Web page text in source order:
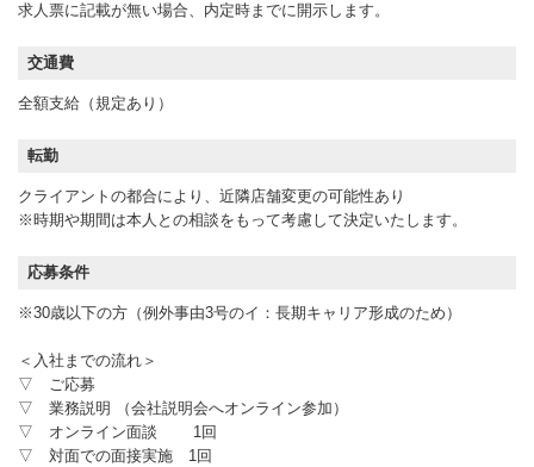
求人票に記載が無い場合、内定時までに開示します。
交通費
全額支給（規定あり）
転勤
クライアントの都合により、近隣店舗変更の可能性あり
※時期や期間は本人との相談をもって考慮して決定いたします。
応募条件
※30歳以下の方（例外事由3号のイ：長期キャリア形成のため）
＜入社までの流れ＞
▽ ご応募
▽ 業務説明 （会社説明会へオンライン参加）
▽ オンライン面談 1回
▽ 対面での面接実施 1回